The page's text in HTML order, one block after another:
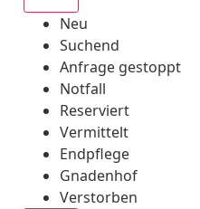
Neu
Suchend
Anfrage gestoppt
Notfall
Reserviert
Vermittelt
Endpflege
Gnadenhof
Verstorben